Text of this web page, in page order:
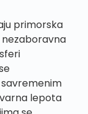
primorska
lepota